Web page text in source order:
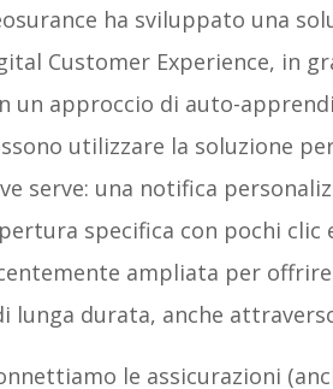
ha sviluppato una
Customer Experience, in
un approccio di auto-
utilizzare la soluzione
serve: una notifica
specifica con pochi clic
ampliata per
lunga durata, anche
le assicurazioni